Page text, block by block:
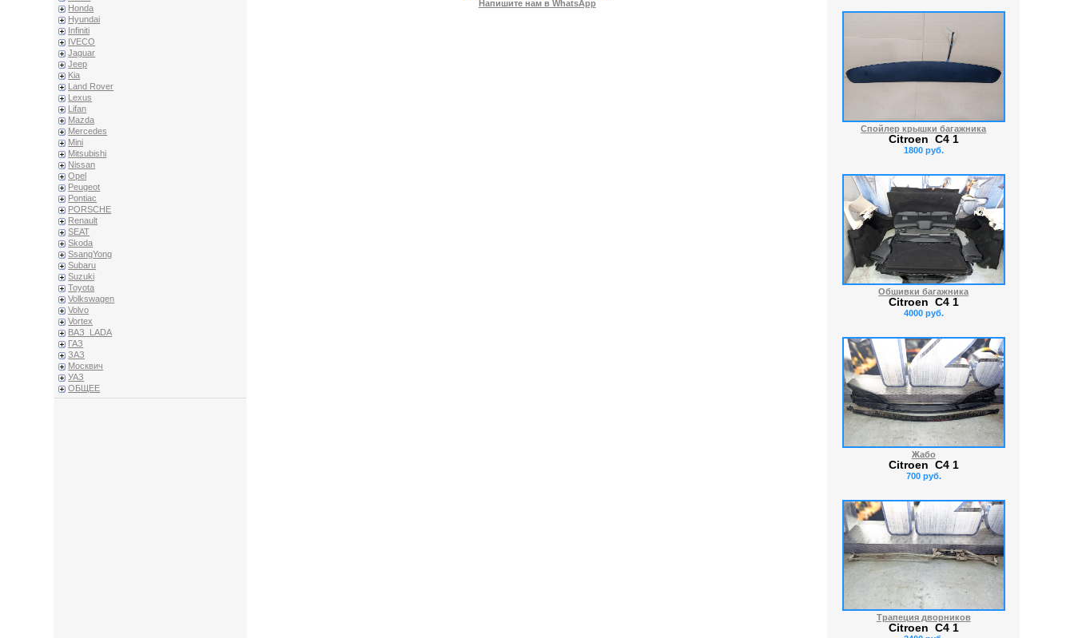
Honda
Hyundai
Infiniti
IVECO
Jaguar
Jeep
Kia
Land Rover
Lexus
Lifan
Mazda
Mercedes
Mini
Mitsubishi
Nissan
Opel
Peugeot
Pontiac
PORSCHE
Renault
SEAT
Skoda
SsangYong
Subaru
Suzuki
Toyota
Volkswagen
Volvo
Vortex
ВАЗ_LADA
ГАЗ
ЗАЗ
Москвич
УАЗ
ОБЩЕЕ
Напишите нам в WhatsApp
Спойлер крышки багажника
Citroen C4 1
1800 руб.
Обшивки багажника
Citroen C4 1
4000 руб.
Жабо
Citroen C4 1
700 руб.
Трапеция дворников
Citroen C4 1